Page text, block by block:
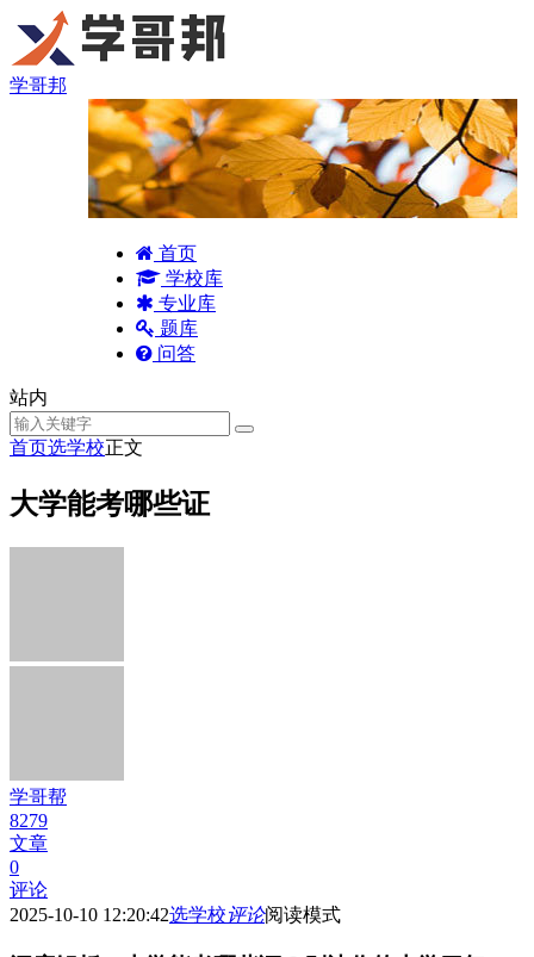
学哥邦
首页
学校库
专业库
题库
问答
站内
首页选学校正文
大学能考哪些证
学哥帮
8279
文章
0
评论
2025-10-10 12:20:42选学校评论阅读模式